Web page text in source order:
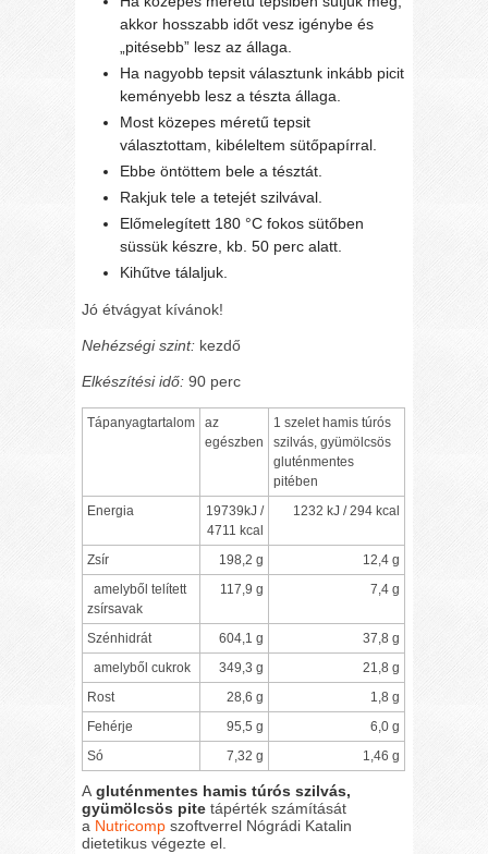
akkor hosszabb időt vesz igénybe és
„pitésebb” lesz az állaga.
Ha nagyobb tepsit választunk inkább picit
keményebb lesz a tészta állaga.
Most közepes méretű tepsit
választottam, kibéleltem sütőpapírral.
Ebbe öntöttem bele a tésztát.
Rakjuk tele a tetejét szilvával.
Előmelegített 180 °C fokos sütőben
süssük készre, kb. 50 perc alatt.
Kihűtve tálaljuk.
Jó étvágyat kívánok!
Nehézségi szint: kezdő
Elkészítési idő: 90 perc
Tápanyagtartalom
az
egészben
1 szelet hamis túrós
szilvás, gyümölcsös
gluténmentes
pitében
Energia
19739kJ /
4711 kcal
1232 kJ / 294 kcal
Zsír 198,2 g
12,4 g
amelyből telített
zsírsavak
117,9 g 7,4 g
Szénhidrát 604,1 g
37,8 g
amelyből cukrok
349,3 g
21,8 g
Rost
28,6 g
1,8 g
Fehérje
95,5 g
6,0 g
Só
7,32 g 1,46 g
A gluténmentes hamis túrós szilvás,
gyümölcsös pite tápérték számítását
a Nutricomp szoftverrel Nógrádi Katalin
dietetikus végezte el.